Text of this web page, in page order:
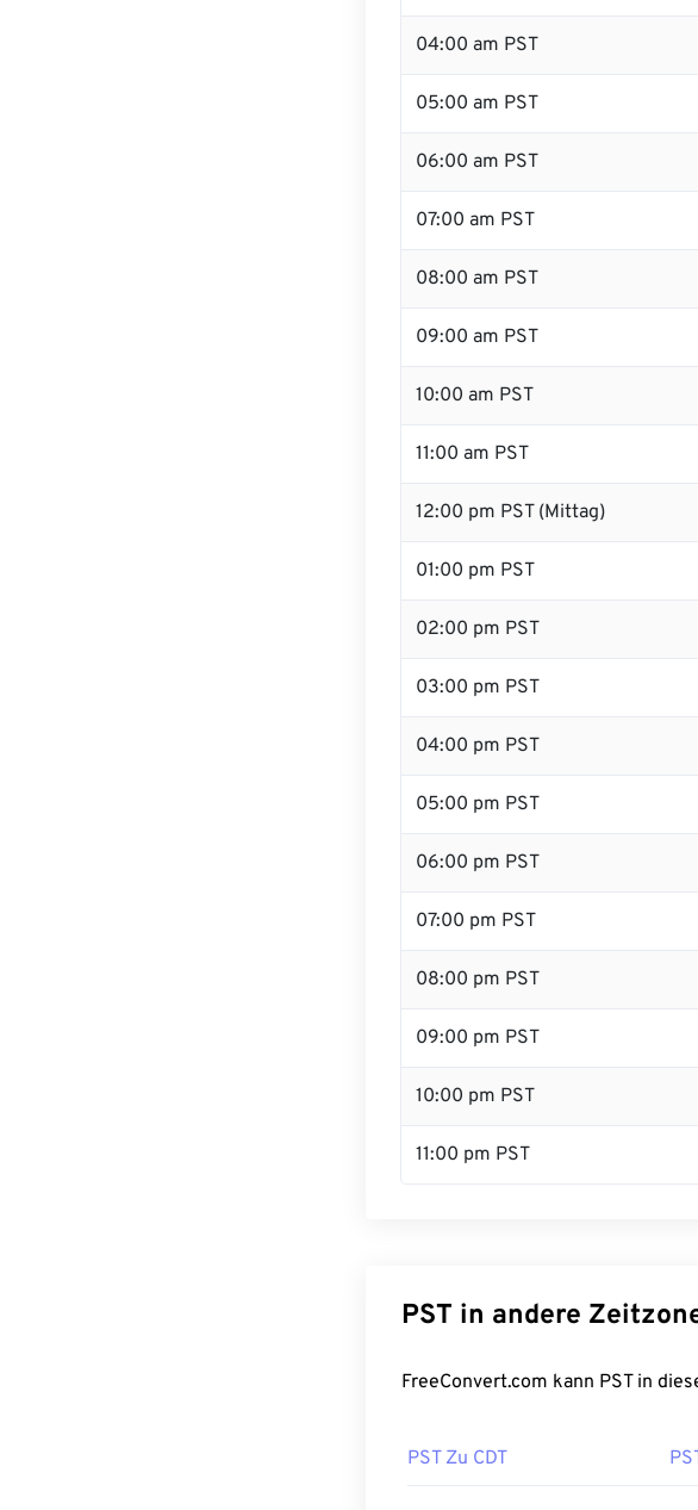
04:00 am PST
05:00 am PST
06:00 am PST
07:00 am PST
08:00 am PST
09:00 am PST
10:00 am PST
11:00 am PST
12:00 pm PST (Mittag)
01:00 pm PST
02:00 pm PST
03:00 pm PST
04:00 pm PST
05:00 pm PST
06:00 pm PST
07:00 pm PST
08:00 pm PST
09:00 pm PST
10:00 pm PST
11:00 pm PST
PST in andere
FreeConvert.com kann PST in
PST Zu CDT